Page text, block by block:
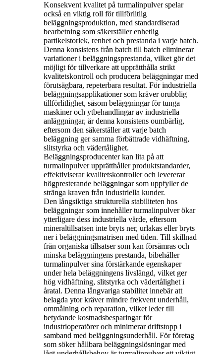
Konsekvent kvalitet på turmalinpulver spelar
också en viktig roll för tillförlitlig
beläggningsproduktion, med standardiserad
bearbetning som säkerställer enhetlig
partikelstorlek, renhet och prestanda i varje batch.
Denna konsistens från batch till batch eliminerar
variationer i beläggningsprestanda, vilket gör det
möjligt för tillverkare att upprätthålla strikt
kvalitetskontroll och producera beläggningar med
förutsägbara, repeterbara resultat. För industriella
beläggningsapplikationer som kräver orubblig
tillförlitlighet, såsom beläggningar för tunga
maskiner och ytbehandlingar av industriella
anläggningar, är denna konsistens oumbärlig,
eftersom den säkerställer att varje batch
beläggning ger samma förbättrade vidhäftning,
slitstyrka och vädertålighet.
Beläggningsproducenter kan lita på att
turmalinpulver upprätthåller produktstandarder,
effektiviserar kvalitetskontroller och levererar
högpresterande beläggningar som uppfyller de
stränga kraven från industriella kunder.
Den långsiktiga strukturella stabiliteten hos
beläggningar som innehåller turmalinpulver ökar
ytterligare dess industriella värde, eftersom
mineraltillsatsen inte bryts ner, urlakas eller bryts
ner i beläggningsmatrisen med tiden. Till skillnad
från organiska tillsatser som kan försämras och
minska beläggningens prestanda, bibehåller
turmalinpulver sina förstärkande egenskaper
under hela beläggningens livslängd, vilket ger
hög vidhäftning, slitstyrka och vädertålighet i
åratal. Denna långvariga stabilitet innebär att
belagda ytor kräver mindre frekvent underhåll,
ommålning och reparation, vilket leder till
betydande kostnadsbesparingar för
industrioperatörer och minimerar driftstopp i
samband med beläggningsunderhåll. För företag
som söker hållbara beläggningslösningar med